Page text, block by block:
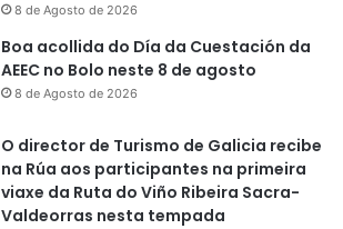
8 de Agosto de 2026
Boa acollida do Día da Cuestación da
AEEC no Bolo neste 8 de agosto
8 de Agosto de 2026
O director de Turismo de Galicia recibe
na Rúa aos participantes na primeira
viaxe da Ruta do Viño Ribeira Sacra-
Valdeorras nesta tempada